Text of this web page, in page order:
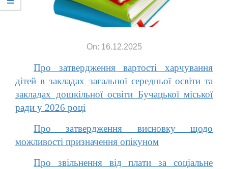
On: 16.12.2025
Про затвердження вартості харчування
дітей в закладах загальної середньої освіти та
закладах дошкільної освіти Бучацької міської
ради у 2026 році
Про затвердження висновку щодо
можливості призначення опікуном
Про звільнення від плати за соціальне